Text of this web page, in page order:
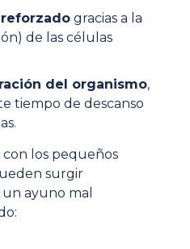
gracias a la
de las células
del organismo,
tiempo de descanso
con los pequeños
surgir
ayuno mal